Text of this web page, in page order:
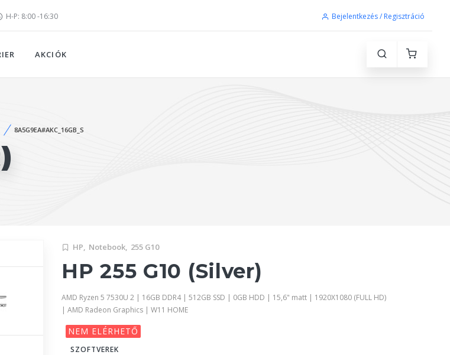
H-P: 8:00 -16:30 Bejelentkezés / Regisztráció
AKCIÓK
8A5G9EA#AKC_16GB_S
HP, Notebook, 255 G10
HP 255 G10 (Silver)
AMD Ryzen 5 7530U 2 | 16GB DDR4 | 512GB SSD | 0GB HDD | 15,6" matt | 1920X1080 (FULL HD)
| AMD Radeon Graphics | W11 HOME
NEM ELÉRHETŐ
SZOFTVEREK